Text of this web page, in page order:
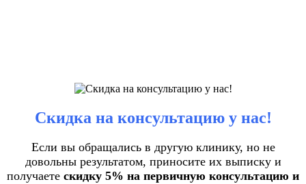
Скидка на консультацию у нас!
Если вы обращались в другую клинику, но не
довольны результатом, приносите их выписку и
получаете скидку 5% на первичную консультацию и